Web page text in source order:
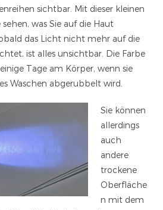
sichtbar. Mit dieser kleinen
was Sie auf die Haut
das Licht nicht mehr auf die
ist alles unsichtbar. Die Farbe
Tage am Körper, wenn sie
Waschen abgerubbelt wird.
Sie können
allerdings
auch
andere
trockene
Oberfläche
n mit dem